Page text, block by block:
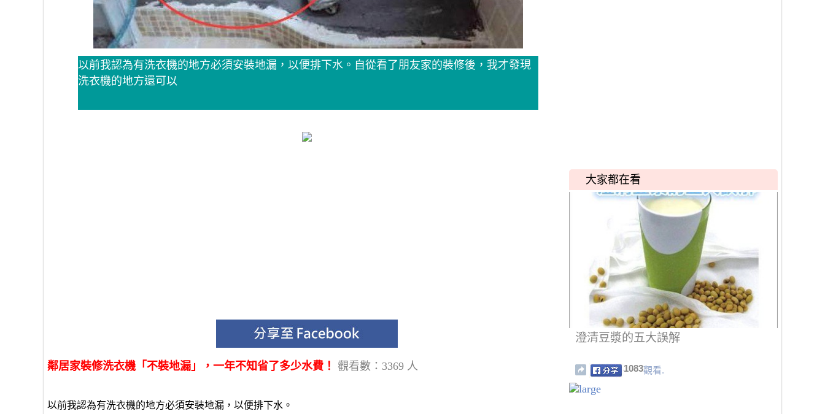
以前我認為有洗衣機的地方必須安裝地漏，以便排下水。自從看了朋友家的裝修後，我才發現
洗衣機的地方還可以
鄰居家裝修洗衣機「不裝地漏」，一年不知省了多少水費！ 觀看數：3369 人
以前我認為有洗衣機的地方必須安裝地漏，以便排下水。
大家都在看
澄清豆漿的五大誤解
1083觀看.